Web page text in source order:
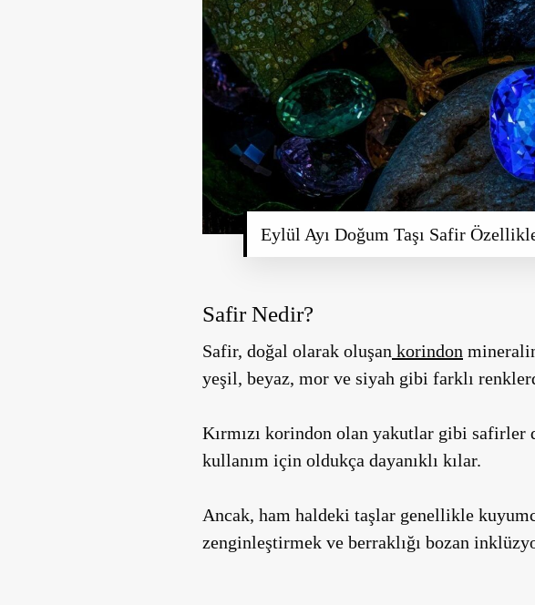
Eylül Ayı Doğum Taşı Safir
Safir Nedir?
Safir, doğal olarak oluşan korindon
yeşil, beyaz, mor ve siyah gibi farklı
Kırmızı korindon olan yakutlar gibi safirler
kullanım için oldukça dayanıklı kılar.
Ancak, ham haldeki taşlar genellikle
zenginleştirmek ve berraklığı bozan